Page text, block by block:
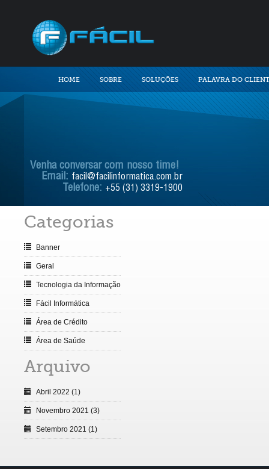
HOME SOBRE SOLUÇÕES PALAVRA DO
Venha conversar com nosso time!
Email: facil@facilinformatica.com.br
Telefone: +55 (31) 3319-1900
Categorias
Banner
Geral
Tecnologia da Informação
Fácil Informática
Área de Crédito
Área de Saúde
Arquivo
Abril 2022 (1)
Novembro 2021 (3)
Setembro 2021 (1)